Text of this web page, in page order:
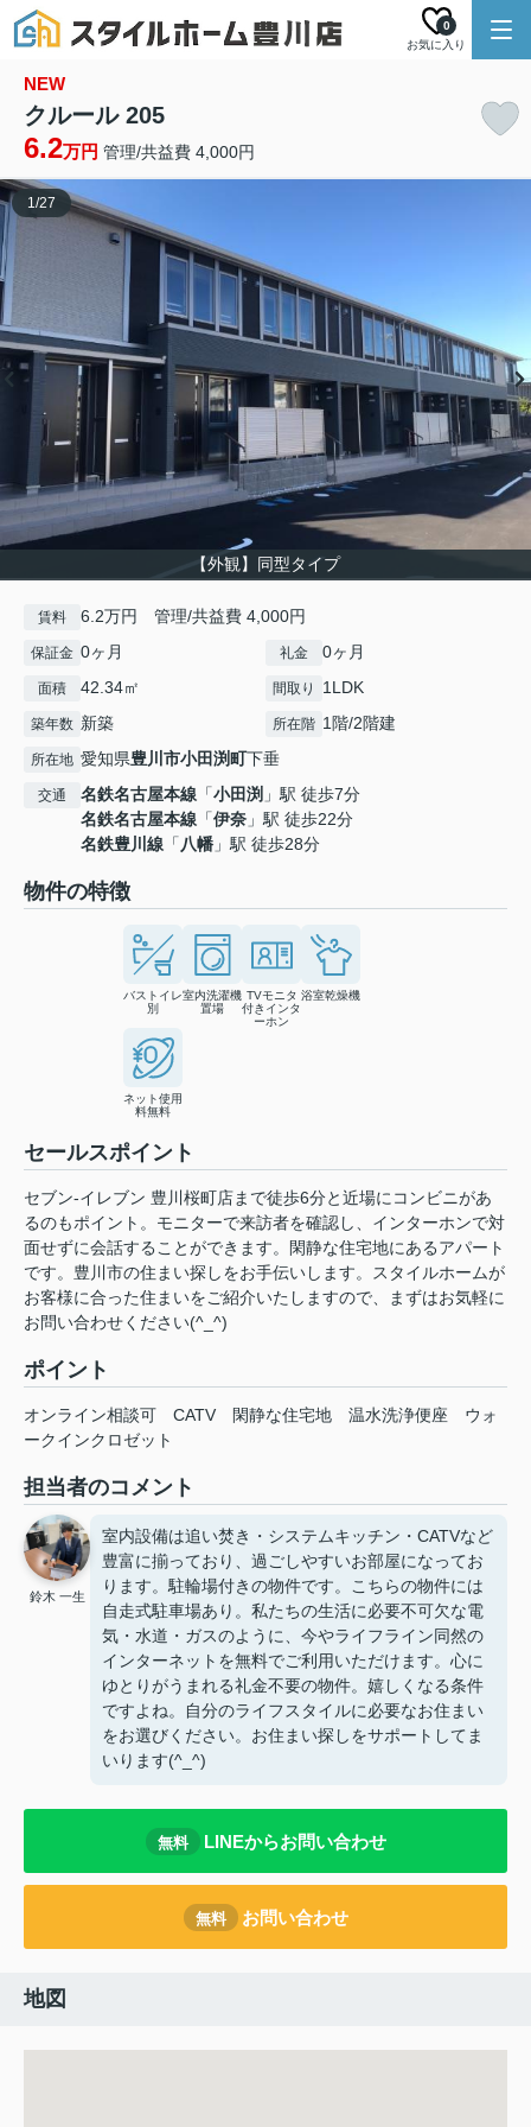
お気に入り
0
NEW
クルール 205
6.2万円 管理/共益費 4,000円
【外観】同型タイプ
1/27
賃料 6.2万円 管理/共益費 4,000円
保証金 0ヶ月 礼金 0ヶ月
面積 42.34㎡ 間取り 1LDK
築年数 新築 所在階 1階/2階建
所在地 愛知県豊川市小田渕町下垂
交通 名鉄名古屋本線 「小田渕 」駅 徒歩7分
名鉄名古屋本線 「伊奈 」駅 徒歩22分
名鉄豊川線 「八幡 」駅 徒歩28分
物件の特徴
バストイレ
別
室内洗濯機
置場
TVモニタ
付きインタ
ーホン
浴室乾燥機
ネット使用
料無料
セールスポイント
セブン-イレブン 豊川桜町店まで徒歩6分と近場にコンビニがあ
るのもポイント。モニターで来訪者を確認し、インターホンで対
面せずに会話することができます。閑静な住宅地にあるアパート
です。豊川市の住まい探しをお手伝いします。スタイルホームが
お客様に合った住まいをご紹介いたしますので、まずはお気軽に
お問い合わせください(^_^)
ポイント
オンライン相談可 CATV 閑静な住宅地 温水洗浄便座
ウォ
ークインクロゼット
担当者のコメント
鈴木 一生
室内設備は追い焚き・システムキッチン・CATVなど
豊富に揃っており、過ごしやすいお部屋になってお
ります。駐輪場付きの物件です。こちらの物件には
自走式駐車場あり。私たちの生活に必要不可欠な電
気・水道・ガスのように、今やライフライン同然の
インターネットを無料でご利用いただけます。心に
ゆとりがうまれる礼金不要の物件。嬉しくなる条件
ですよね。自分のライフスタイルに必要なお住まい
をお選びください。お住まい探しをサポートしてま
いります(^_^)
無料 LINEからお問い合わせ
無料 お問い合わせ
地図